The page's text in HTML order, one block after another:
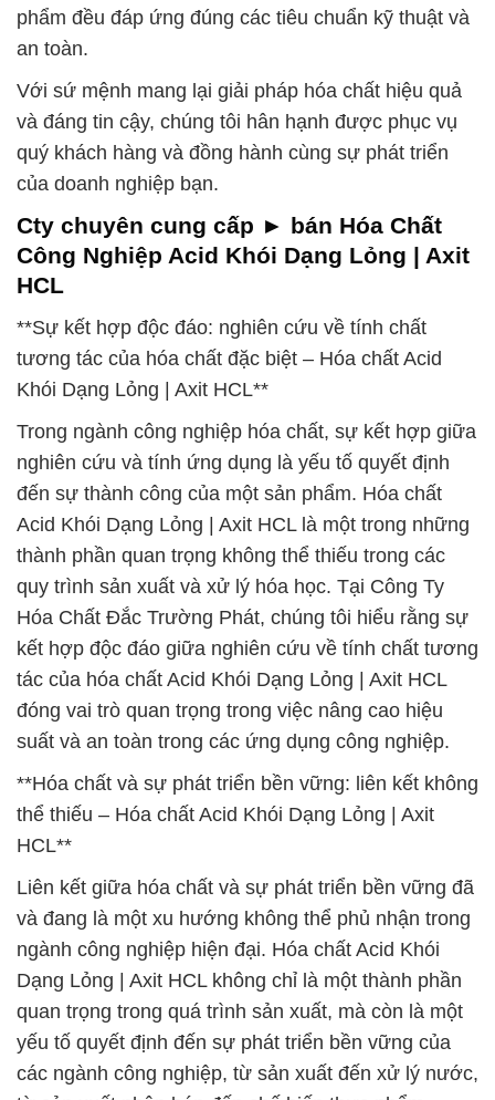
phẩm đều đáp ứng đúng các tiêu chuẩn kỹ thuật và
an toàn.
Với sứ mệnh mang lại giải pháp hóa chất hiệu quả
và đáng tin cậy, chúng tôi hân hạnh được phục vụ
quý khách hàng và đồng hành cùng sự phát triển
của doanh nghiệp bạn.
Cty chuyên cung cấp ► bán Hóa Chất
Công Nghiệp Acid Khói Dạng Lỏng | Axit
HCL
**Sự kết hợp độc đáo: nghiên cứu về tính chất
tương tác của hóa chất đặc biệt – Hóa chất Acid
Khói Dạng Lỏng | Axit HCL**
Trong ngành công nghiệp hóa chất, sự kết hợp giữa
nghiên cứu và tính ứng dụng là yếu tố quyết định
đến sự thành công của một sản phẩm. Hóa chất
Acid Khói Dạng Lỏng | Axit HCL là một trong những
thành phần quan trọng không thể thiếu trong các
quy trình sản xuất và xử lý hóa học. Tại Công Ty
Hóa Chất Đắc Trường Phát, chúng tôi hiểu rằng sự
kết hợp độc đáo giữa nghiên cứu về tính chất tương
tác của hóa chất Acid Khói Dạng Lỏng | Axit HCL
đóng vai trò quan trọng trong việc nâng cao hiệu
suất và an toàn trong các ứng dụng công nghiệp.
**Hóa chất và sự phát triển bền vững: liên kết không
thể thiếu – Hóa chất Acid Khói Dạng Lỏng | Axit
HCL**
Liên kết giữa hóa chất và sự phát triển bền vững đã
và đang là một xu hướng không thể phủ nhận trong
ngành công nghiệp hiện đại. Hóa chất Acid Khói
Dạng Lỏng | Axit HCL không chỉ là một thành phần
quan trọng trong quá trình sản xuất, mà còn là một
yếu tố quyết định đến sự phát triển bền vững của
các ngành công nghiệp, từ sản xuất đến xử lý nước,